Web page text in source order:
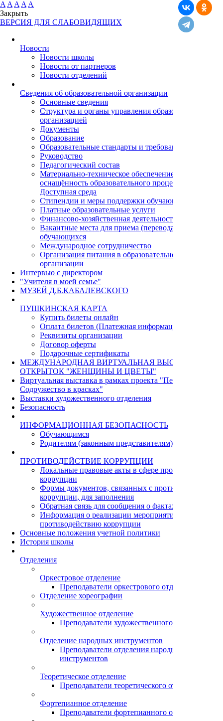
A A A A A
Закрыть
ВЕРСИЯ ДЛЯ СЛАБОВИДЯЩИХ
Новости
Новости школы
Новости от партнеров
Новости отделений
Cведения об образовательной организации
Основные сведения
Структура и органы управления образовательной
организацией
Документы
Образование
Образовательные стандарты и требования
Руководство
Педагогический состав
Материально-техническое обеспечение и
оснащённость образовательного процесса.
Доступная среда
Стипендии и меры поддержки обучающихся
Платные образовательные услуги
Финансово-хозяйственная деятельность
Вакантные места для приема (перевода)
обучающихся
Международное сотрудничество
Организация питания в образовательной
организации
Интервью с директором
"Учителя в моей семье"
МУЗЕЙ Д.Б.КАБАЛЕВСКОГО
ПУШКИНСКАЯ КАРТА
Купить билеты онлайн
Оплата билетов (Платежная информация)
Реквизиты организации
Договор оферты
Подарочные сертификаты
МЕЖДУНАРОДНАЯ ВИРТУАЛЬНАЯ ВЫСТАВКА
ОТКРЫТОК "ЖЕНЩИНЫ И ЦВЕТЫ"
Виртуальная выставка в рамках проекта "Пермь - Циндао.
Содружество в красках"
Выставки художественного отделения
Безопасность
ИНФОРМАЦИОННАЯ БЕЗОПАСНОСТЬ
Обучающимся
Родителям (законным представителям) учащихся
ПРОТИВОДЕЙСТВИЕ КОРРУПЦИИ
Локальные правовые акты в сфере противодействия
коррупции
Формы документов, связанных с противодействием
коррупции, для заполнения
Обратная связь для сообщения о фактах коррупции
Информация о реализации мероприятий по
противодействию коррупции
Основные положения учетной политики
История школы
Отделения
Оркестровое отделение
Преподаватели оркестрового отделения
Отделение хореографии
Художественное отделение
Преподаватели художественного отделения
Отделение народных инструментов
Преподаватели отделения народных
инструментов
Теоретическое отделение
Преподаватели теоретического отделения
Фортепианное отделение
Преподаватели фортепианного отделения